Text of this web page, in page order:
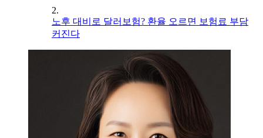
2.
노후 대비로 달러보험? 환율 오르면 보험료 부담
커진다